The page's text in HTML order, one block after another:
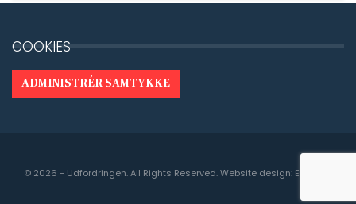
COOKIES
ADMINISTRÉR SAMTYKKE
© 2026 - Udfordringen. All Rights Reserved.Website design: Engedal